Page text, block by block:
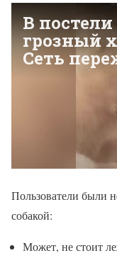
Пользователи были
собакой:
Может, не стоит